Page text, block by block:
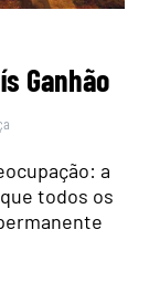
Ganhão
a
todos os